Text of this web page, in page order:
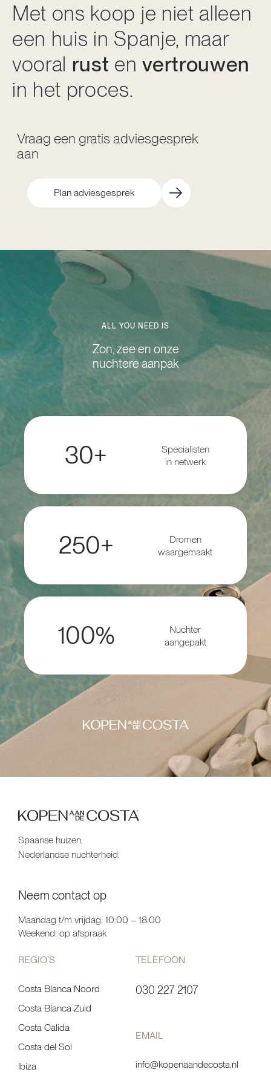
Met ons koop je niet alleen
een huis in Spanje, maar
vooral rust envertrouwen
in het proces.
Vraag een gratis adviesgesprek
aan
Plan adviesgesprek
ALL YOU NEED IS
Zon, zee en onze
nuchtere aanpak
30+
Specialisten
in netwerk
250+
Dromen
waargemaakt
100%
Nuchter
aangepakt
Spaanse huizen,
Nederlandse nuchterheid.
Neem contact op
Maandag t/m vrijdag: 10:00 – 18:00
Weekend: op afspraak
REGIO’S
Costa Blanca Noord
Costa Blanca Zuid
Costa Calida
Costa del Sol
Ibiza
TELEFOON
030 227 2107
EMAIL
info@kopenaandecosta.nl